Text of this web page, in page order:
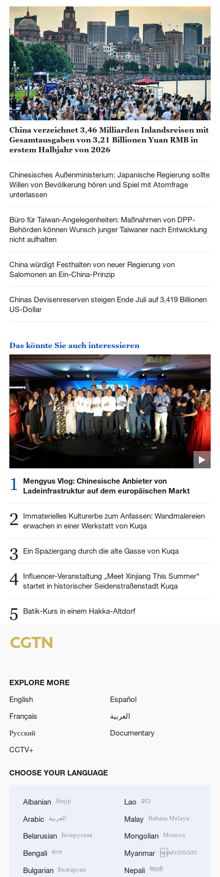
China verzeichnet 3,46 Milliarden Inlandsreisen mit
Gesamtausgaben von 3,21 Billionen Yuan RMB in
erstem Halbjahr von 2026
Chinesisches Außenministerium: Japanische Regierung sollte
Willen von Bevölkerung hören und Spiel mit Atomfrage
unterlassen
Büro für Taiwan-Angelegenheiten: Maßnahmen von DPP-
Behörden können Wunsch junger Taiwaner nach Entwicklung
nicht aufhalten
China würdigt Festhalten von neuer Regierung von
Salomonen an Ein-China-Prinzip
Chinas Devisenreserven steigen Ende Juli auf 3,419 Billionen
US-Dollar
Das könnte Sie auch interessieren
1
Mengyus Vlog: Chinesische Anbieter von
Ladeinfrastruktur auf dem europäischen Markt
2
Immaterielles Kulturerbe zum Anfassen: Wandmalereien
erwachen in einer Werkstatt von Kuqa
3 Ein Spaziergang durch die alte Gasse von Kuqa
4 Influencer-Veranstaltung „Meet Xinjiang This Summer“
startet in historischer Seidenstraßenstadt Kuqa
5 Batik-Kurs in einem Hakka-Altdorf
EXPLORE MORE
English
Español
Français
العربية
Русский
Documentary
CCTV+
CHOOSE YOUR LANGUAGE
Albanian Shqip
Arabic العربية
Belarusian Беларуская
Bengali বাংলা
Bulgarian Български
Lao ລາວ
Malay Bahasa Melayu
Mongolian Монгол
Myanmar မြန်မာဘာသာ
Nepali नेपाली